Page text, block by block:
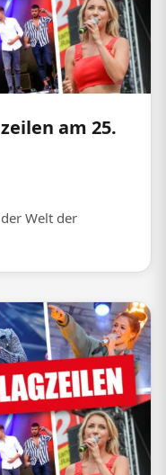
am 25.
Welt der